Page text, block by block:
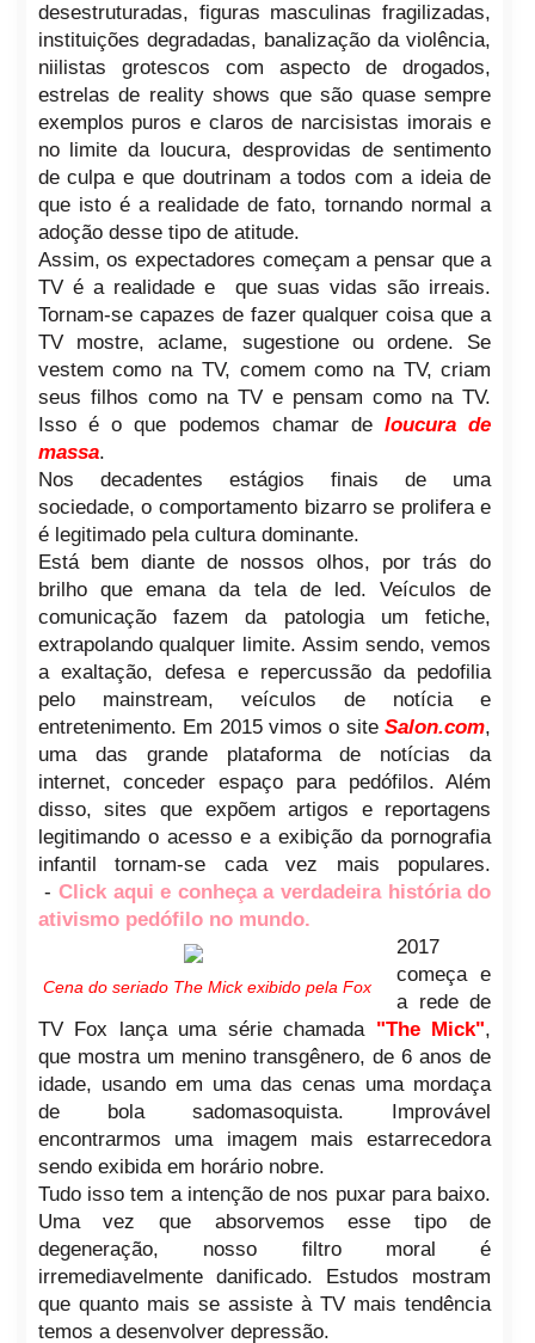
desestruturadas, figuras masculinas fragilizadas,
instituições degradadas, banalização da violência,
niilistas grotescos com aspecto de drogados,
estrelas de reality shows que são quase sempre
exemplos puros e claros de narcisistas imorais e
no limite da loucura, desprovidas de sentimento
de culpa e que doutrinam a todos com a ideia de
que isto é a realidade de fato, tornando normal a
adoção desse tipo de atitude.
Assim, os expectadores começam a pensar que a
TV é a realidade e que suas vidas são irreais.
Tornam-se capazes de fazer qualquer coisa que a
TV mostre, aclame, sugestione ou ordene. Se
vestem como na TV, comem como na TV, criam
seus filhos como na TV e pensam como na TV.
Isso é o que podemos chamar deloucura de
massa.
Nos decadentes estágios finais de uma
sociedade, o comportamento bizarro se prolifera e
é legitimado pela cultura dominante.
Está bem diante de nossos olhos, por trás do
brilho que emana da tela de led. Veículos de
comunicação fazem da patologia um fetiche,
extrapolando qualquer limite. Assim sendo, vemos
a exaltação, defesa e repercussão da pedofilia
pelo mainstream, veículos de notícia e
entretenimento. Em 2015 vimos o siteSalon.com,
uma das grande plataforma de notícias da
internet, conceder espaço para pedófilos. Além
disso, sites que expõem artigos e reportagens
legitimando o acesso e a exibição da pornografia
infantil tornam-se cada vez mais populares.
- Click aqui e conheça a verdadeira história do
ativismo pedófilo no mundo.
Cena do seriado The Mick exibido pela Fox
2017
começa e
a rede de
TV Fox lança uma série chamada "The Mick",
que mostra um menino transgênero, de 6 anos de
idade, usando em uma das cenas uma mordaça
de bola sadomasoquista. Improvável
encontrarmos uma imagem mais estarrecedora
sendo exibida em horário nobre.
Tudo isso tem a intenção de nos puxar para baixo.
Uma vez que absorvemos esse tipo de
degeneração, nosso filtro moral é
irremediavelmente danificado. Estudos mostram
que quanto mais se assiste à TV mais tendência
temos a desenvolver depressão.